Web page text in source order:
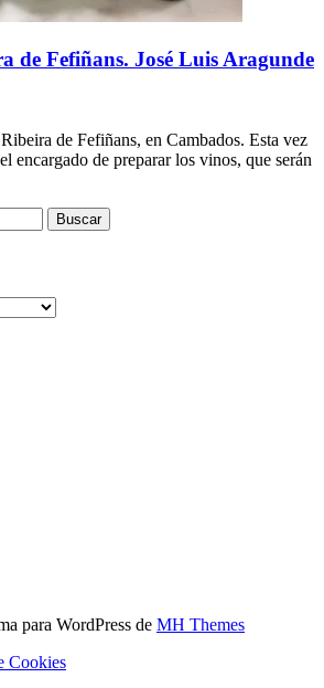
de Fefiñans. José Luis Aragunde
de Fefiñans, en Cambados. Esta vez
encargado de preparar los vinos, que serán
para WordPress de MH Themes
Cookies